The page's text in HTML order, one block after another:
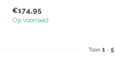
ontworpen voor maximale
hand ...
€174,95
Op voorraad
Toon 1 - 5